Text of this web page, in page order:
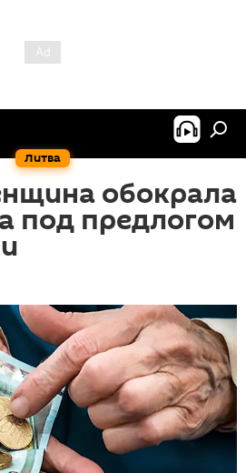
Литва
обокрала
под предлогом